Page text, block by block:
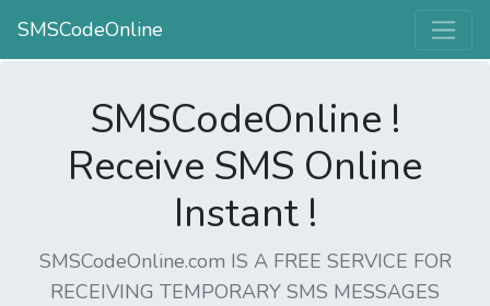
SMSCodeOnline
SMSCodeOnline !
Receive SMS Online
Instant !
SMSCodeOnline.com IS A FREE SERVICE FOR
RECEIVING TEMPORARY SMS MESSAGES